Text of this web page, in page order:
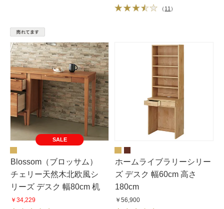
（ 11 ）
SALE
Blossom（ブロッサム）
チェリー天然木北欧風シ
リーズ デスク 幅80cm 机
￥34,229
ホームライブラリーシリー
ズ デスク 幅60cm 高さ
180cm
￥56,900